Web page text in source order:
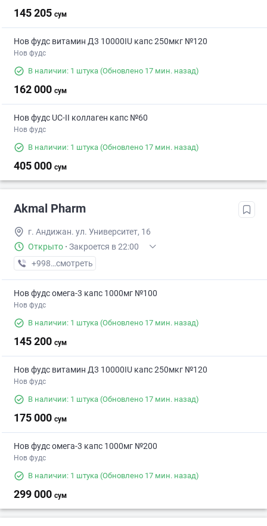
145 205 сум
Нов фудс витамин Д3 10000IU капс 250мкг №120
Нов фудс
В наличии: 1 штука (Обновлено 17 мин. назад)
162 000 сум
Нов фудс UC-II коллаген капс №60
Нов фудс
В наличии: 1 штука (Обновлено 17 мин. назад)
405 000 сум
Akmal Pharm
г. Андижан. ул. Университет, 16
Открыто · Закроется в 22:00
+998 (90) XXX-XX-XX
смотреть
Нов фудс омега-3 капс 1000мг №100
Нов фудс
В наличии: 1 штука (Обновлено 17 мин. назад)
145 200 сум
Нов фудс витамин Д3 10000IU капс 250мкг №120
Нов фудс
В наличии: 1 штука (Обновлено 17 мин. назад)
175 000 сум
Нов фудс омега-3 капс 1000мг №200
Нов фудс
В наличии: 1 штука (Обновлено 17 мин. назад)
299 000 сум